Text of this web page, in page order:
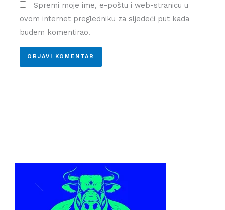
Spremi moje ime, e-poštu i web-stranicu u
ovom internet pregledniku za sljedeći put kada
budem komentirao.